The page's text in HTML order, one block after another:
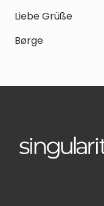
Liebe Grüße
Børge